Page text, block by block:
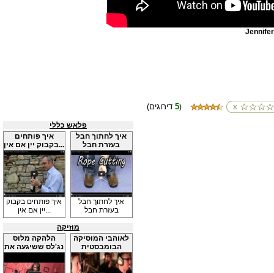
5)
פלאש כללי
איך פותחים
בקבוק יין אם אין...
איך פותחים בקבוק
יין אם אין...
איך לחתוך חבל
בעזרת חבל
איך לחתוך חבל
בעזרת חבל
מוזיקה
הלהקה מלוס
נג'לס ששיגעה את
...
לאוהבי המוסיקה
הבומבסטית